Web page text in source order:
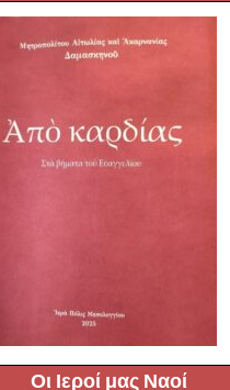
Οι Ιεροί μας Ναοί